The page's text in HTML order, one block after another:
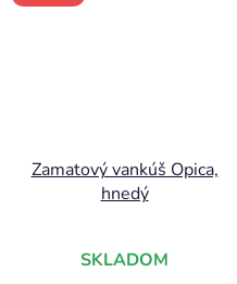
Zamatový vankúš Opica,
hnedý
SKLADOM